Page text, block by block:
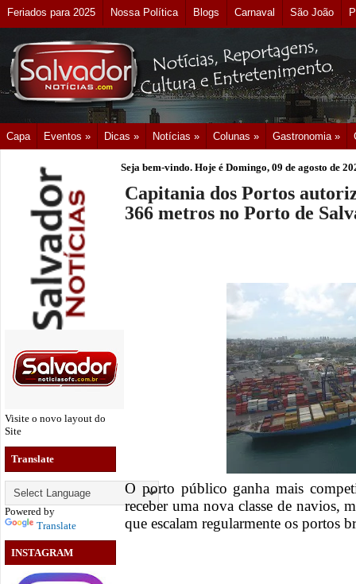
Feriados para 2025 Nossa Política Blogs Carnaval São João
Capa Eventos » Dicas » Notícias » Colunas » Gastronomia »
Visite o novo layout do
Site
Translate
Powered by
Translate
INSTAGRAM
Seja bem-vindo. Hoje é Domingo, 09 de agosto de
Capitania dos Portos
366 metros no Porto de
O porto público ganha mais
receber uma nova classe de navios,
que escalam regularmente os portos